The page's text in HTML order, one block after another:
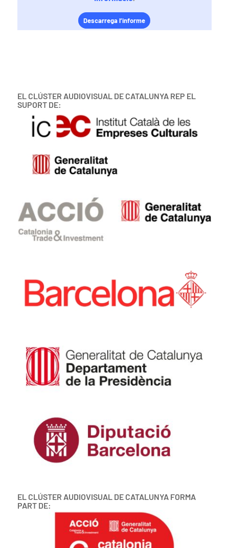
Descarrega l’informe
EL CLÚSTER AUDIOVISUAL DE CATALUNYA REP EL
SUPORT DE:
EL CLÚSTER AUDIOVISUAL DE CATALUNYA FORMA
PART DE: